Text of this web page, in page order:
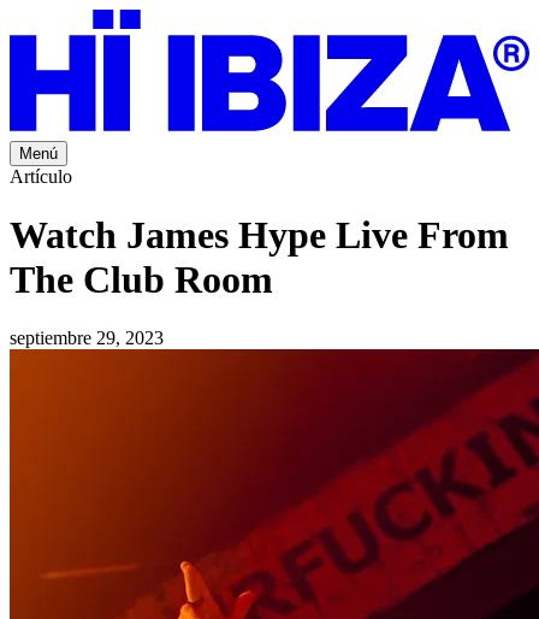
Menú
Artículo
Watch James Hype Live From
The Club Room
septiembre 29, 2023